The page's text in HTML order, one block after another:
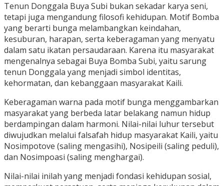
Tenun Donggala Buya Subi bukan sekadar karya seni,
tetapi juga mengandung filosofi kehidupan. Motif Bomba
yang berarti bunga melambangkan keindahan,
kesuburan, harapan, serta keberagaman yang menyatu
dalam satu ikatan persaudaraan. Karena itu masyarakat
mengenalnya sebagai Buya Bomba Subi, yaitu sarung
tenun Donggala yang menjadi simbol identitas,
kehormatan, dan kebanggaan masyarakat Kaili.
Keberagaman warna pada motif bunga menggambarkan
masyarakat yang berbeda latar belakang namun hidup
berdampingan dalam harmoni. Nilai-nilai luhur tersebut
diwujudkan melalui falsafah hidup masyarakat Kaili, yaitu
Nosimpotove (saling mengasihi), Nosipeili (saling peduli),
dan Nosimpoasi (saling menghargai).
Nilai-nilai inilah yang menjadi fondasi kehidupan sosial,